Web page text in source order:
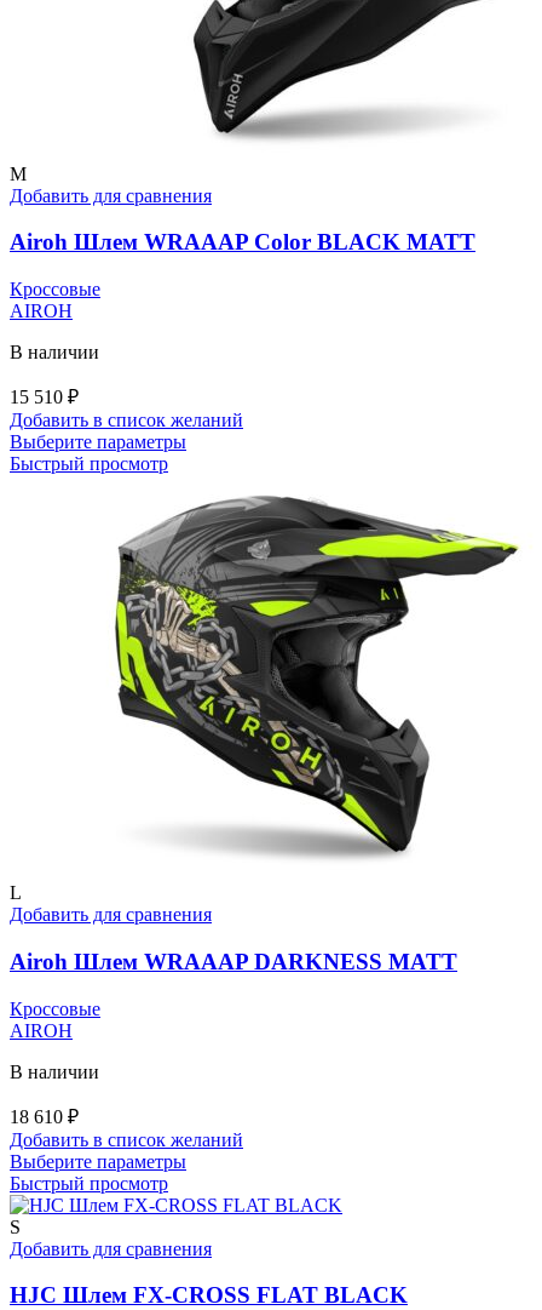
M
Добавить для сравнения
Airoh Шлем WRAAAP Color BLACK MATT
Кроссовые
AIROH
В наличии
15 510 ₽
Добавить в список желаний
Выберите параметрыЭтот
несколько
вариаций.
Опции
можно
выбрать
на
странице
товара.
Быстрый просмотр
L
Добавить для сравнения
Airoh Шлем WRAAAP DARKNESS MATT
Кроссовые
AIROH
В наличии
18 610 ₽
Добавить в список желаний
Выберите параметрыЭтот
имеет
вариаций.
можно
Быстрый просмотр
S
Добавить для сравнения
HJC Шлем FX-CROSS FLAT BLACK